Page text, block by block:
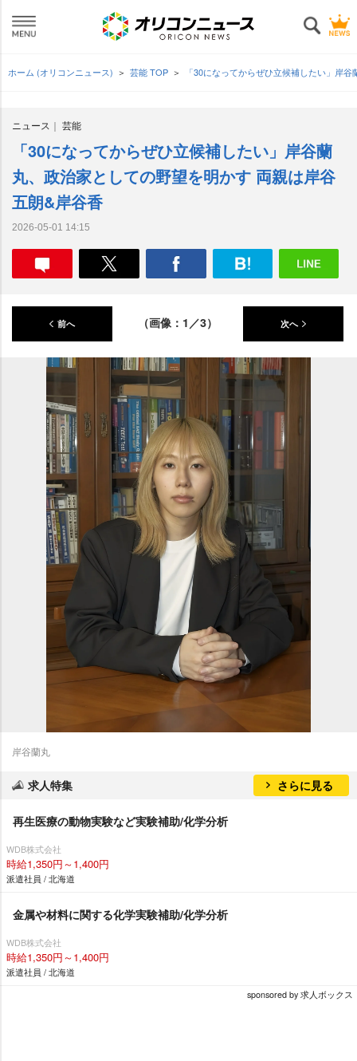
ホーム (オリコンニュース) 芸能 TOP 「30になってからぜひ立候補したい」岸
ニュース 芸能
「30になってからぜひ立候補したい」岸谷蘭
丸、政治家としての野望を明かす 両親は岸谷
五朗&岸谷香
2026-05-01 14:15
前へ （画像：1／3） 次へ
岸谷蘭丸
求人特集 さらに見る
再生医療の動物実験など実験補助/化学分析
WDB株式会社
時給1,350円～1,400円
派遣社員 / 北海道
金属や材料に関する化学実験補助/化学分析
WDB株式会社
時給1,350円～1,400円
派遣社員 / 北海道
sponsored by 求人ボックス